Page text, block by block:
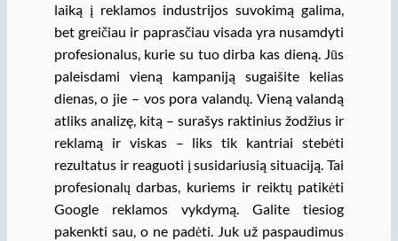
laiką į reklamos industrijos suvokimą galima,
bet greičiau ir paprasčiau visada yra nusamdyti
profesionalus, kurie su tuo dirba kas dieną. Jūs
paleisdami vieną kampaniją sugaišite kelias
dienas, o jie – vos pora valandų. Vieną valandą
atliks analizę, kitą – surašys raktinius žodžius ir
reklamą ir viskas – liks tik kantriai stebėti
rezultatus ir reaguoti į susidariusią situaciją. Tai
profesionalų darbas, kuriems ir reiktų patikėti
Google reklamos vykdymą. Galite tiesiog
pakenkti sau, o ne padėti. Juk už paspaudimus